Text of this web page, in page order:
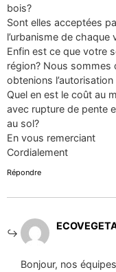
bois?
Sont elles acceptées
l’urbanisme de chaque
Enfin est ce que votre
région? Nous sommes
obtenions l’autorisation
Quel en est le coût au
avec rupture de pente
au sol?
En vous remerciant
Cordialement
Répondre
Bonjour, nos